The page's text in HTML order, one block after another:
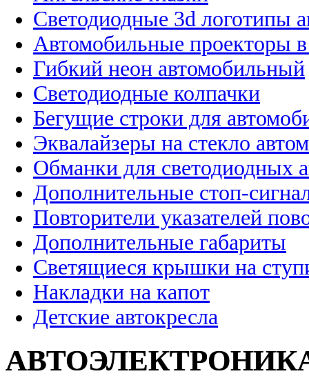
Светодиодные 3d логотипы
Автомобильные проекторы
Гибкий неон автомобильный
Светодиодные колпачки
Бегущие строки для
Эквалайзеры на стекло
Обманки для светодиодных
Дополнительные стоп-
Повторители указателей
Дополнительные габариты
Светящиеся крышки на
Накладки на капот
Детские автокресла